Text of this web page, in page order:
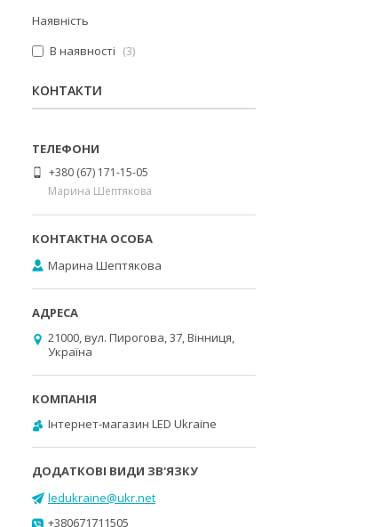
Наявність
В наявності
3
КОНТАКТИ
+380 (67) 171-15-05
Марина Шептякова
Марина Шептякова
21000, вул. Пирогова, 37, Вінниця,
Україна
Інтернет-магазин LED Ukraine
ledukraine@ukr.net
+380671711505